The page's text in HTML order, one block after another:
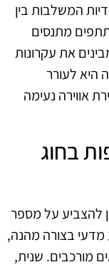
המשלבות בין
מתנסים
את עקרונות
היא לעורר
אווירה נעימה
בחוג
להצביע על מספר
מדעי בצורה מהנה,
מורכבים. שנית,